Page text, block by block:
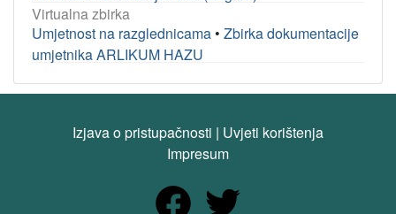
Virtualna zbirka
Umjetnost na razglednicama • Zbirka dokumentacije
umjetnika ARLIKUM HAZU
Izjava o pristupačnosti | Uvjeti korištenja
Impresum